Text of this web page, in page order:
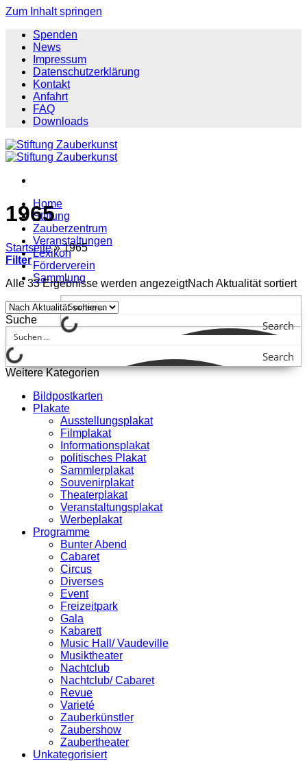
Zum Inhalt springen
Spenden
News
Impressum
Datenschutzerklärung
Kontakt
Anfahrt
FAQ
Downloads
Home
Stiftung
Zauberzentrum
Veranstaltungen
Lexikon
Förderverein
Sammlung
Search
1965
Startseite » 1965
Filter
Alle 33 Ergebnisse werden angezeigtNach Aktualität sortiert
Suche
Search
Weitere Kategorien
Bildpostkarten
Plakate
Ausstellungsplakat
Filmplakat
Informationsplakat
politisches Plakat
Sammlerplakat
Souvenirplakat
Theaterplakat
Veranstaltungsplakat
Werbeplakat
Programme
Bunter Abend
Cabaret
Circus
Diverses
Event
Freizeitpark
Gala
Kabarett
Music Hall/ Vaudeville
Musiktheater
Nachtclub
Nachtclub/ Cabaret
Revue
Varieté
Zauberkünstler
Zaubershow
Zaubertheater
Unkategorisiert